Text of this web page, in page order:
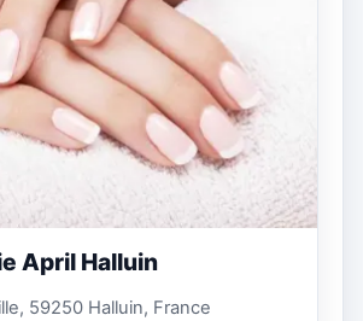
April Halluin
59250 Halluin, France